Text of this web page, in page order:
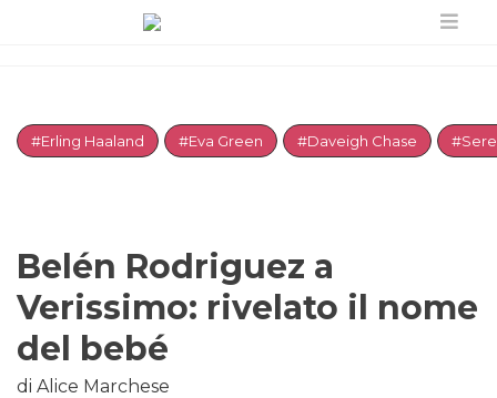
#Erling Haaland #Eva Green #Daveigh Chase
Belén Rodriguez a
Verissimo: rivelato il nome
del bebé
di Alice Marchese